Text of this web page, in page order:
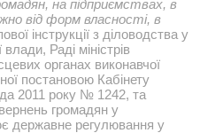
на підприємствах, в
від форм власності, в
інструкції з діловодства у
Раді міністрів
органах виконавчої
постановою Кабінету
2011 року № 1242, та
громадян у
державне регулювання у